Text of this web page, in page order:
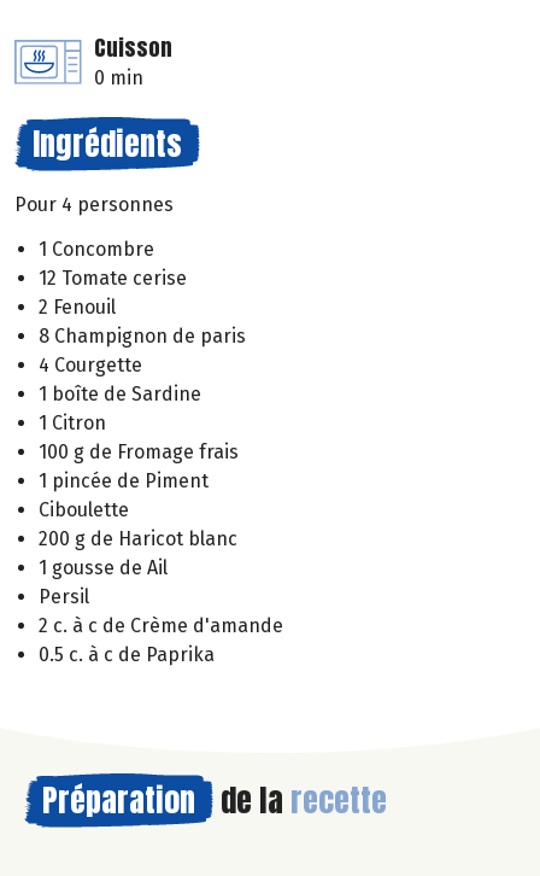
Cuisson
0 min
Ingrédients
Pour 4 personnes
1 Concombre
12 Tomate cerise
2 Fenouil
8 Champignon de paris
4 Courgette
1 boîte de Sardine
1 Citron
100 g de Fromage frais
1 pincée de Piment
Ciboulette
200 g de Haricot blanc
1 gousse de Ail
Persil
2 c. à c de Crème d'amande
0.5 c. à c de Paprika
Préparation de la recette